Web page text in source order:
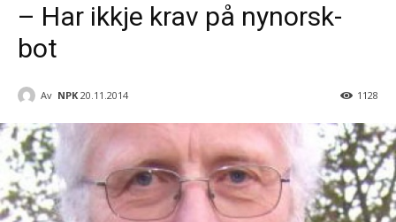
– Har ikkje krav på nynorsk-
bot
Av NPK 20.11.2014 1128